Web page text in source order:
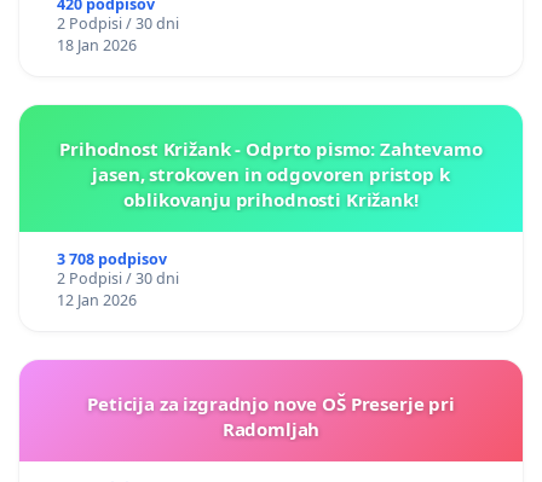
420 podpisov
2 Podpisi / 30 dni
18 Jan 2026
Prihodnost Križank - Odprto pismo: Zahtevamo
jasen, strokoven in odgovoren pristop k
oblikovanju prihodnosti Križank!
3 708 podpisov
2 Podpisi / 30 dni
12 Jan 2026
Peticija za izgradnjo nove OŠ Preserje pri
Radomljah